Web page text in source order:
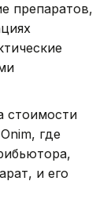
препаратов,
стоимости
где
и его